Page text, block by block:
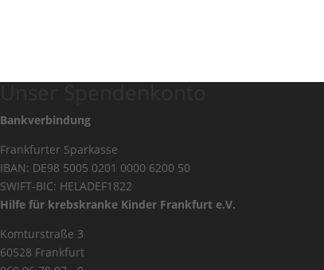
Bankverbindung
Frankfurter Sparkasse
IBAN: DE98 5005 0201 0000 6200 50
SWIFT-BIC: HELADEF1822
Hilfe für krebskranke Kinder Frankfurt e.V.
Komturstraße 3
60528 Frankfurt